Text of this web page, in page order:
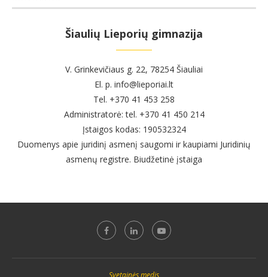
Šiaulių Lieporių gimnazija
V. Grinkevičiaus g. 22, 78254 Šiauliai
El. p. info@lieporiai.lt
Tel. +370 41 453 258
Administratorė: tel. +370 41 450 214
Įstaigos kodas: 190532324
Duomenys apie juridinį asmenį saugomi ir kaupiami Juridinių
asmenų registre. Biudžetinė įstaiga
Svetainės medis